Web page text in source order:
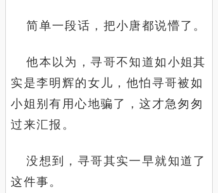
简单一段话，把小唐都说懵了。
他本以为，寻哥不知道如小姐其
实是李明辉的女儿，他怕寻哥被如
小姐别有用心地骗了，这才急匆匆
过来汇报。
没想到，寻哥其实一早就知道了
这件事。